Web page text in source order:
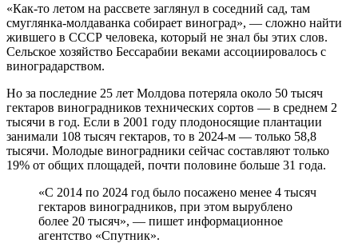
«Как-то летом на рассвете заглянул в соседний сад, там
смуглянка-молдаванка собирает виноград», — сложно найти
жившего в СССР человека, который не знал бы этих слов.
Сельское хозяйство Бессарабии веками ассоциировалось с
виноградарством.
Но за последние 25 лет Молдова потеряла около 50 тысяч
гектаров виноградников технических сортов — в среднем 2
тысячи в год. Если в 2001 году плодоносящие плантации
занимали 108 тысяч гектаров, то в 2024-м — только 58,8
тысячи. Молодые виноградники сейчас составляют только
19% от общих площадей, почти половине больше 31 года.
«С 2014 по 2024 год было посажено менее 4 тысяч
гектаров виноградников, при этом вырублено
более 20 тысяч», — пишет информационное
агентство «Спутник».